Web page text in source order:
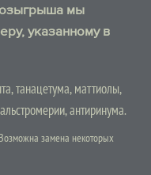
мы
указанному в
танацетума, маттиолы,
антиринума.
замена некоторых